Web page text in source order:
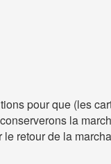
pour que (les
la
retour de la